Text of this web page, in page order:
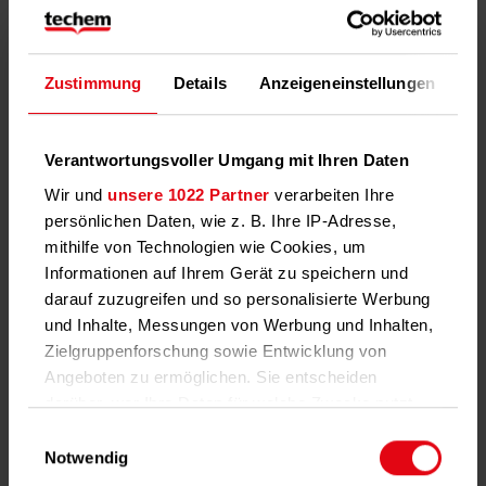
Zustimmung Details Anzeigeneinstellungen
Verantwortungsvoller Umgang mit Ihren Daten
Wir und unsere 1022 Partner verarbeiten Ihre
persönlichen Daten, wie z. B. Ihre IP-Adresse,
mithilfe von Technologien wie Cookies, um
Informationen auf Ihrem Gerät zu speichern und
darauf zuzugreifen und so personalisierte Werbung
und Inhalte, Messungen von Werbung und Inhalten,
Zielgruppenforschung sowie Entwicklung von
Angeboten zu ermöglichen. Sie entscheiden
darüber, wer Ihre Daten für welche Zwecke nutzt.
Cookie-Erklärung oder durch Klicken auf das
Privacy Trigger Symbol ändern oder widerrufen
Notwendig
Geschäft in europäische Plattform ein – Techem Solutions
wird Teil der Elevion Group.